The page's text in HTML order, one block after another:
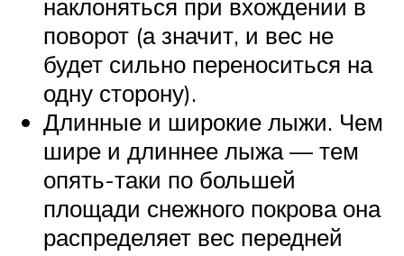
наклоняться при вхождении в
поворот (а значит, и вес не
будет сильно переноситься на
одну сторону).
Длинные и широкие лыжи. Чем
шире и длиннее лыжа — тем
опять-таки по большей
площади снежного покрова она
распределяет вес передней